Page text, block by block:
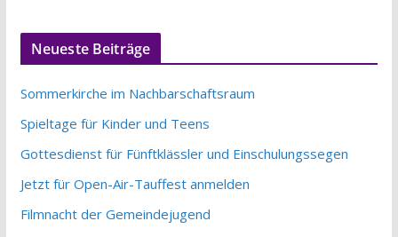
Neueste Beiträge
Sommerkirche im Nachbarschaftsraum
Spieltage für Kinder und Teens
Gottesdienst für Fünftklässler und Einschulungssegen
Jetzt für Open-Air-Tauffest anmelden
Filmnacht der Gemeindejugend